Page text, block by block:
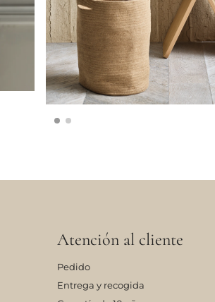
Atención al cliente
Pedido
Entrega y recogida